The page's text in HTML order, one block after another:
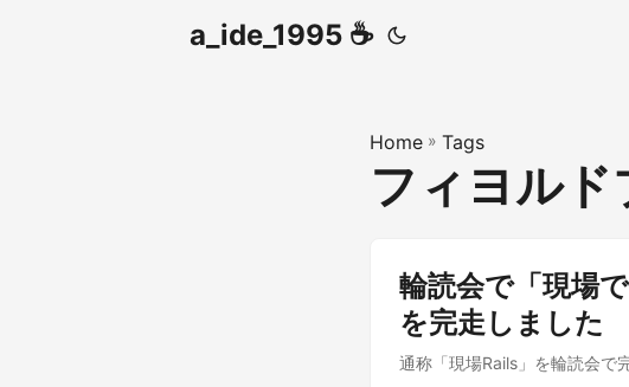
a_ide_1995 ☕️
Home » Tags
フィヨル
輪読会で「現場
を完走しました
通称「現場Rails」を輪読会で